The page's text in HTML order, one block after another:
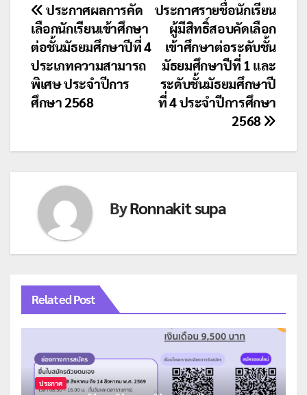
แนะแนว
เรื่อง
ประกาศรายชื่อนักเรียน
ผู้มีสิทธิ์สอบคัดเลือก
เข้าศึกษาต่อระดับชั้น
มัธยมศึกษาปีที่ 1 และ
ระดับชั้นมัธยมศึกษาปี
ที่ 4 ประจำปีการศึกษา
2568
ประกาศผลการคัด
เลือกนักเรียนเข้าศึกษา
ต่อชั้นมัธยมศึกษาปีที่ 4
ประเภทความสามารถ
พิเศษ ประจำปีการ
ศึกษา 2568
ByRonnakit supa
Related Post
ประกาศ